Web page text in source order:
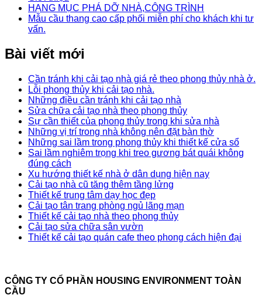
HẠNG MỤC PHÁ DỠ NHÀ,CÔNG TRÌNH
Mẫu cầu thang cao cấp phối miễn phí cho khách khi tư
vấn.
Bài viết mới
Cần tránh khi cải tạo nhà giá rẻ theo phong thủy nhà ở.
Lỗi phong thủy khi cải tạo nhà.
Những điều cần tránh khi cải tạo nhà
Sửa chữa cải tạo nhà theo phong thủy
Sự cần thiết của phong thủy trong khi sửa nhà
Những vị trí trong nhà không nên đặt bàn thờ
Những sai lầm trong phong thủy khi thiết kế cửa sổ
Sai lầm nghiêm trọng khi treo gương bát quái không
đúng cách
Xu hướng thiết kế nhà ở dân dụng hiện nay
Cải tạo nhà cũ tăng thêm tầng lửng
Thiết kế trung tâm dạy học đẹp
Cải tạo tân trang phòng ngủ lãng mạn
Thiết kế cải tạo nhà theo phong thủy
Cải tạo sửa chữa sân vườn
Thiết kế cải tạo quán cafe theo phong cách hiện đại
CÔNG TY CỔ PHẦN HOUSING ENVIRONMENT TOÀN
CẦU